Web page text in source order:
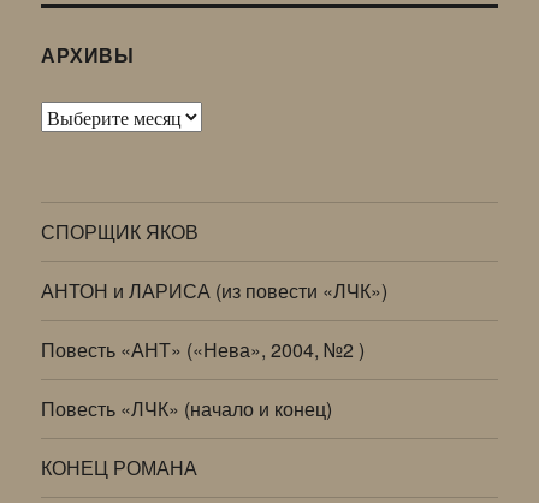
АРХИВЫ
Архивы
СПОРЩИК ЯКОВ
АНТОН и ЛАРИСА (из повести «ЛЧК»)
Повесть «АНТ» («Нева», 2004, №2 )
Повесть «ЛЧК» (начало и конец)
КОНЕЦ РОМАНА